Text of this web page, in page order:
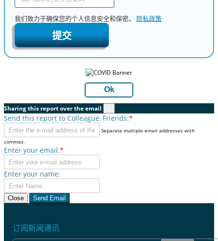
我们致力于确保您的个人信息安全和保密。 隐私政策
提交
Ok
Sharing this report over the email
Send this report to Colleague, Friends:*
Separate multiple email addresses with
commas.
Enter your email:*
Enter your name:
Close Send Email
订阅新闻通讯